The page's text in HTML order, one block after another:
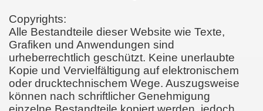
Copyrights:
Alle Bestandteile dieser Website wie Texte,
Grafiken und Anwendungen sind
urheberrechtlich geschützt. Keine unerlaubte
Kopie und Vervielfältigung auf elektronischem
oder drucktechnischem Wege. Auszugsweise
können nach schriftlicher Genehmigung